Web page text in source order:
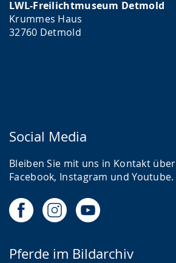
LWL-Freilichtmuseum Detmold
Krummes Haus
32760 Detmold
Social Media
Bleiben Sie mit uns in Kontakt über
Facebook, Instagram und Youtube.
Pferde im Bildarchiv